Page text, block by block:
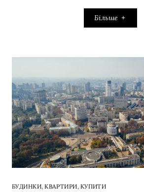
Більше
БУДИНКИ,КВАРТИРИ, КУПИТИ